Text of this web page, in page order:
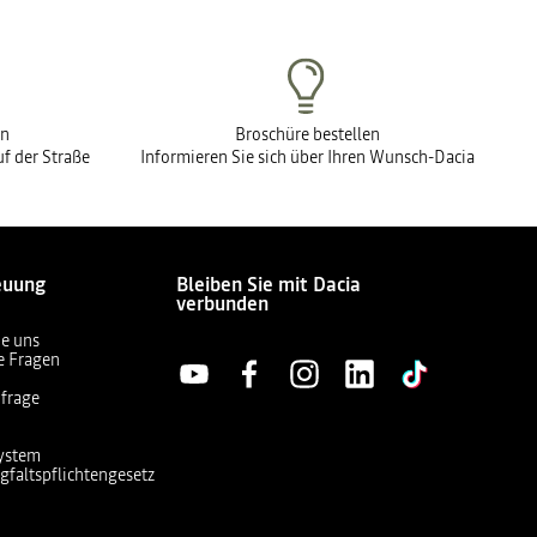
der Straße
Broschüre bestellen
Informieren Sie sich über Ihren Wunsch-Dacia
uns
Fragen
Bleiben Sie mit Dacia
verbunden